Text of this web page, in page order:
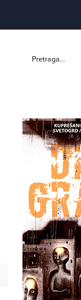
Pretraga...